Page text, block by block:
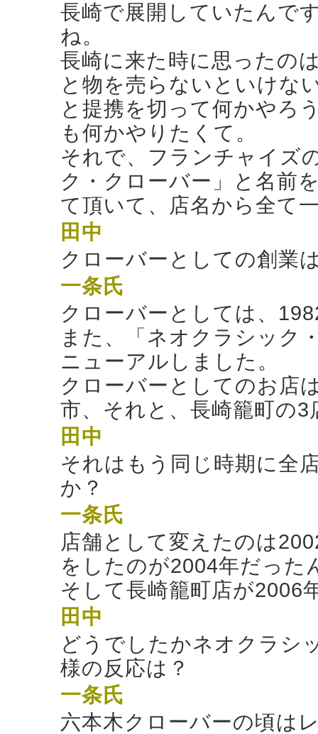
長崎で展開していたんで
ね。
長崎に来た時に思ったの
と物を売らないといけな
と提携を切って何かやろ
も何かやりたくて。
それで、フランチャイズ
ク・クローバー」と名前
て頂いて、店名から全て
田中
クローバーとしての創業
一条氏
クローバーとしては、
また、「ネオクラシック
ニューアルしました。
クローバーとしてのお店
市、それと、長崎籠町の3
田中
それはもう同じ時期に全
か？
一条氏
店舗として変えたのは
をしたのが2004年だった
そして長崎籠町店が2006
田中
どうでしたかネオクラシ
様の反応は？
一条氏
六本木クローバーの頃は